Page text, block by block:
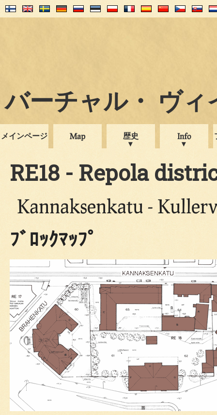
バーチャル・ ヴィ
メインページ Map 歴史 Info
RE18 - Repola
Kannaksenkatu -
ﾌﾞﾛｯｸﾏｯﾌﾟ